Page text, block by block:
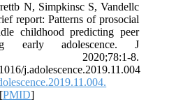
N, Simpkinsc S, Vandellc
report: Patterns of prosocial
childhood predicting peer
early adolescence. J
2020;78:1-8.
j.adolescence.2019.11.004
] [PMID